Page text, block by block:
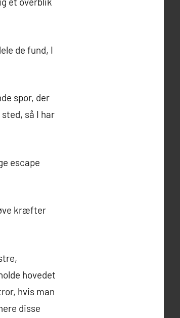
de fund, I
spor, der
så I har
escape
kræfter
hovedet
hvis man
disse